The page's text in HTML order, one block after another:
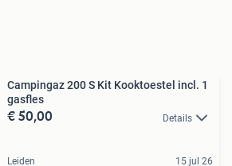
Campingaz 200 S Kit Kooktoestel incl. 1
gasfles
€ 50,00 Details
Leiden 15 jul 26